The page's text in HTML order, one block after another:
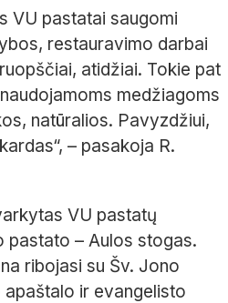
VU pastatai saugomi
restauravimo darbai
atidžiai. Tokie pat
medžiagoms
natūralios. Pavyzdžiui,
– pasakoja R.
VU pastatų
pastato – Aulos stogas.
ribojasi su Šv. Jono
ir evangelisto